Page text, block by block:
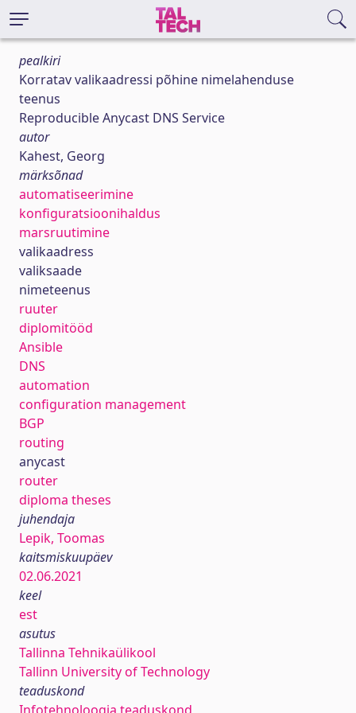
pealkiri
Korratav valikaadressi põhine nimelahenduse
teenus
Reproducible Anycast DNS Service
autor
Kahest, Georg
märksõnad
automatiseerimine
konfiguratsioonihaldus
marsruutimine
valikaadress
valiksaade
nimeteenus
ruuter
diplomitööd
Ansible
DNS
automation
configuration management
BGP
routing
anycast
router
diploma theses
juhendaja
Lepik, Toomas
kaitsmiskuupäev
02.06.2021
keel
est
asutus
Tallinna Tehnikaülikool
Tallinn University of Technology
teaduskond